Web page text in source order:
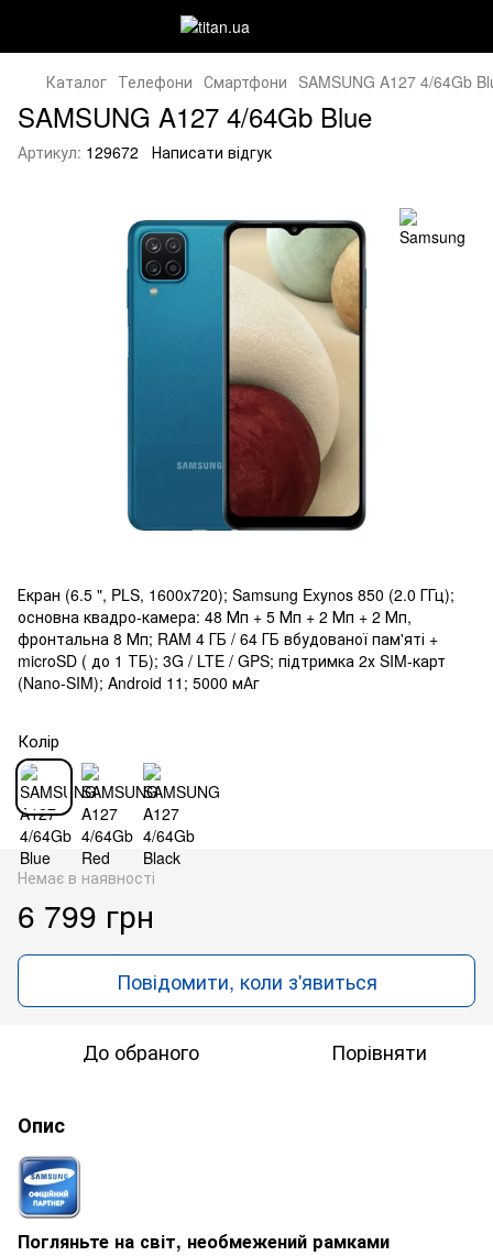
Каталог Телефони Смартфони SAMSUNG A127 4/64Gb
SAMSUNG A127 4/64Gb Blue
Артикул: 129672 Написати відгук
Екран (6.5 ", PLS, 1600x720); Samsung Exynos 850 (2.0 ГГц);
основна квадро-камера: 48 Мп + 5 Мп + 2 Мп + 2 Мп,
фронтальна 8 Мп; RAM 4 ГБ / 64 ГБ вбудованої пам'яті +
microSD ( до 1 ТБ); 3G / LTE / GPS; підтримка 2х SIM-карт
(Nano-SIM); Android 11; 5000 мАг
Колір
Немає в наявності
6 799 грн
Повідомити, коли з'явиться
До обраного Порівняти
Опис
Погляньте на світ, необмежений рамками